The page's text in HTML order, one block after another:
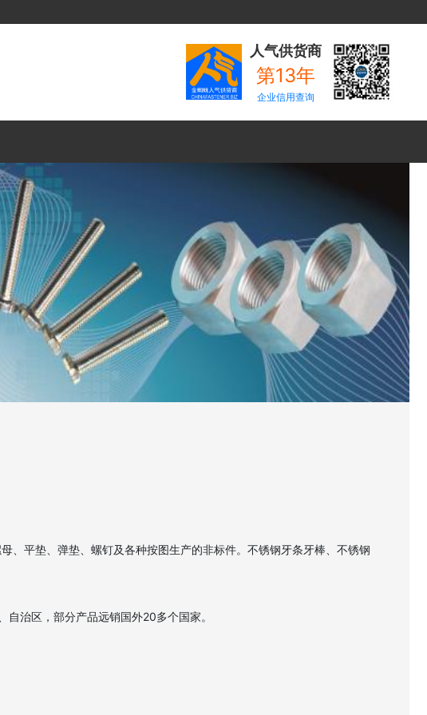
人气供货商
第13年
企业信用查询